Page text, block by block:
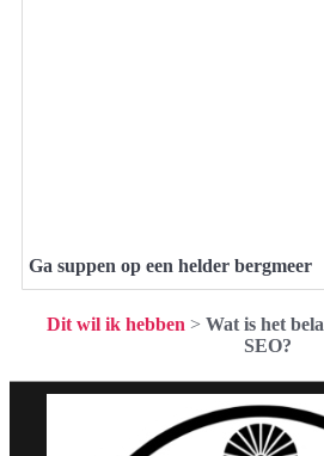
Ga suppen op een helder bergmeer
Dit wil ik hebben > Wat is het
SEO?